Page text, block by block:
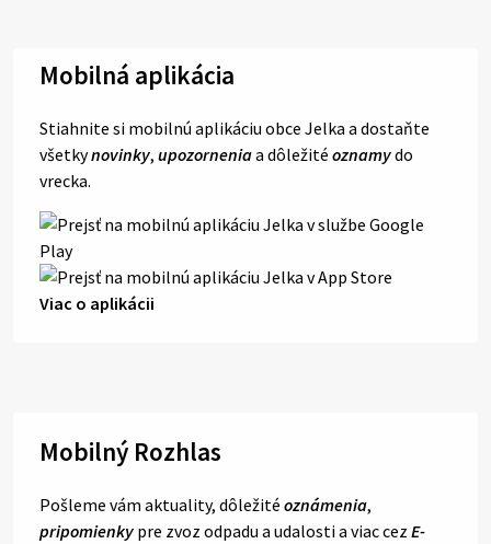
Mobilná aplikácia
Stiahnite si mobilnú aplikáciu obce Jelka a dostaňte
všetkynovinky, upozorneniaa dôležité oznamydo
vrecka.
Viac o aplikácii
Mobilný Rozhlas
Pošleme vám aktuality, dôležité oznámenia,
pripomienky pre zvoz odpadu a udalosti a viac cez E-